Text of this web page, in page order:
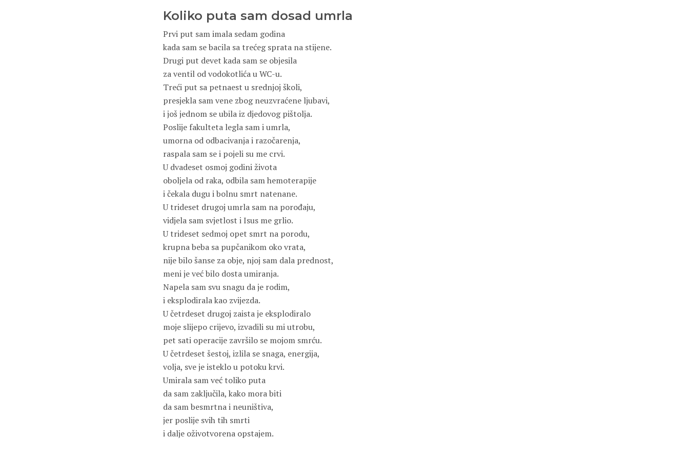
Koliko puta sam dosad umrla
Prvi put sam imala sedam godina
kada sam se bacila sa trećeg sprata na stijene.
Drugi put devet kada sam se objesila
za ventil od vodokotlića u WC-u.
Treći put sa petnaest u srednjoj školi,
presjekla sam vene zbog neuzvraćene ljubavi,
i još jednom se ubila iz djedovog pištolja.
Poslije fakulteta legla sam i umrla,
umorna od odbacivanja i razočarenja,
raspala sam se i pojeli su me crvi.
U dvadeset osmoj godini života
oboljela od raka, odbila sam hemoterapije
i čekala dugu i bolnu smrt natenane.
U trideset drugoj umrla sam na porođaju,
vidjela sam svjetlost i Isus me grlio.
U trideset sedmoj opet smrt na porodu,
krupna beba sa pupčanikom oko vrata,
nije bilo šanse za obje, njoj sam dala prednost,
meni je već bilo dosta umiranja.
Napela sam svu snagu da je rodim,
i eksplodirala kao zvijezda.
U četrdeset drugoj zaista je eksplodiralo
moje slijepo crijevo, izvadili su mi utrobu,
pet sati operacije završilo se mojom smrću.
U četrdeset šestoj, izlila se snaga, energija,
volja, sve je isteklo u potoku krvi.
Umirala sam već toliko puta
da sam zaključila, kako mora biti
da sam besmrtna i neuništiva,
jer poslije svih tih smrti
i dalje oživotvorena opstajem.